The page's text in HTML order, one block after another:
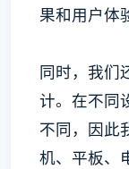
果和用户体
同时，我们
计。在不同
不同，因此
机、平板、